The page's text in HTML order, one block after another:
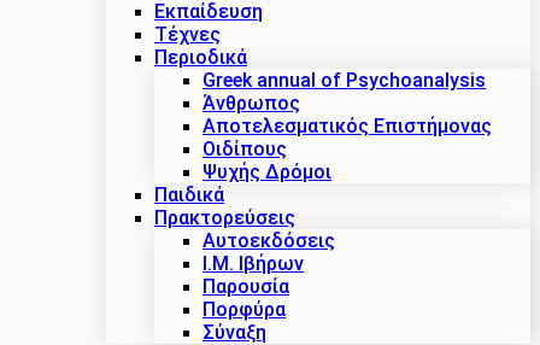
Εκπαίδευση
Τέχνες
Περιοδικά
Greek annual of Psychoanalysis
Άνθρωπος
Αποτελεσματικός Επιστήμονας
Οιδίπους
Ψυχής Δρόμοι
Παιδικά
Πρακτoρεύσεις
Αυτοεκδόσεις
Ι.Μ. Ιβήρων
Παρουσία
Πορφύρα
Σύναξη